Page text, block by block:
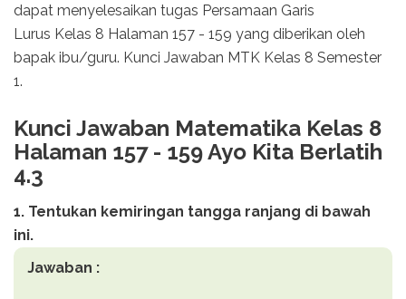
dapat menyelesaikan tugas Persamaan Garis
Lurus Kelas 8 Halaman 157 - 159 yang diberikan oleh
bapak ibu/guru. Kunci Jawaban MTK Kelas 8 Semester
1.
Kunci Jawaban Matematika Kelas 8
Halaman 157 - 159 Ayo Kita Berlatih
4.3
1. Tentukan kemiringan tangga ranjang di bawah
ini.
Jawaban :